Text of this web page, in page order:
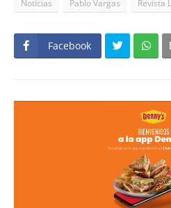
Noticias Pablo Vargas Revista
Facebook